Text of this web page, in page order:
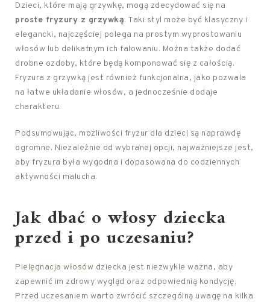
Dzieci, które mają grzywkę, mogą zdecydować się na
proste fryzury z grzywką. Taki styl może być klasyczny i
elegancki, najczęściej polega na prostym wyprostowaniu
włosów lub delikatnym ich falowaniu. Można także dodać
drobne ozdoby, które będą komponować się z całością.
Fryzura z grzywką jest również funkcjonalna, jako pozwala
na łatwe układanie włosów, a jednocześnie dodaje
charakteru.
Podsumowując, możliwości fryzur dla dzieci są naprawdę
ogromne. Niezależnie od wybranej opcji, najważniejsze jest,
aby fryzura była wygodna i dopasowana do codziennych
aktywności malucha.
Jak dbać o włosy dziecka
przed i po uczesaniu?
Pielęgnacja włosów dziecka jest niezwykle ważna, aby
zapewnić im zdrowy wygląd oraz odpowiednią kondycję.
Przed uczesaniem warto zwrócić szczególną uwagę na kilka